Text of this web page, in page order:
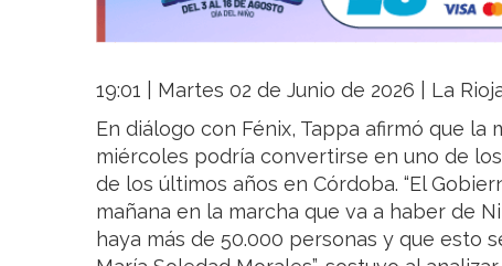
19:01 | Martes 02 de Junio de 2026 | La
En diálogo con Fénix, Tappa afirmó que la
miércoles podría convertirse en uno de
de los últimos años en Córdoba. “El
mañana en la marcha que va a haber de
haya más de 50.000 personas y que esto